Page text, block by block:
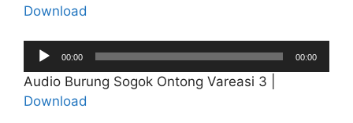
Download
Audio
Player
00:00 00:00
Audio Burung Sogok Ontong Vareasi 3 |
Download